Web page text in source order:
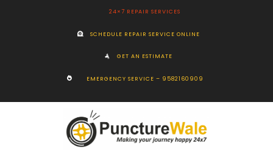
24×7 REPAIR SERVICES
SCHEDULE REPAIR SERVICE ONLINE
GET AN ESTIMATE
EMERGENCY SERVICE – 9582160909